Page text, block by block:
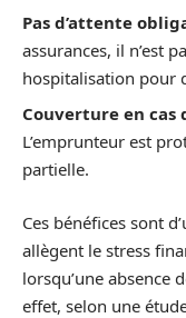
Pas d’attente
assurances, il n’est
hospitalisation pour
Couverture en
L’emprunteur est
partielle.
Ces bénéfices sont
allègent le stress
lorsqu’une absence
effet, selon une